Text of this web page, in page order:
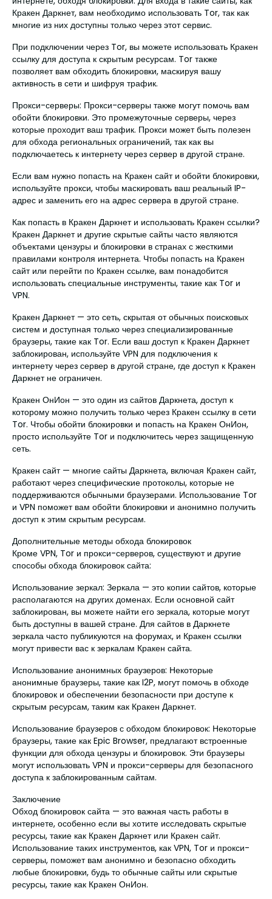
Кракен Даркнет, вам необходимо использовать Tor, так как
многие из них доступны только через этот сервис.
При подключении через Tor, вы можете использовать Кракен
ссылку для доступа к скрытым ресурсам. Tor также
позволяет вам обходить блокировки, маскируя вашу
активность в сети и шифруя трафик.
Прокси-серверы: Прокси-серверы также могут помочь вам
обойти блокировки. Это промежуточные серверы, через
которые проходит ваш трафик. Прокси может быть полезен
для обхода региональных ограничений, так как вы
подключаетесь к интернету через сервер в другой стране.
Если вам нужно попасть на Кракен сайт и обойти блокировки,
используйте прокси, чтобы маскировать ваш реальный IP-
адрес и заменить его на адрес сервера в другой стране.
Как попасть в Кракен Даркнет и использовать Кракен ссылки?
Кракен Даркнет и другие скрытые сайты часто являются
объектами цензуры и блокировки в странах с жесткими
правилами контроля интернета. Чтобы попасть на Кракен
сайт или перейти по Кракен ссылке, вам понадобится
использовать специальные инструменты, такие как Tor и
VPN.
Кракен Даркнет — это сеть, скрытая от обычных поисковых
систем и доступная только через специализированные
браузеры, такие как Tor. Если ваш доступ к Кракен Даркнет
заблокирован, используйте VPN для подключения к
интернету через сервер в другой стране, где доступ к Кракен
Даркнет не ограничен.
Кракен ОнИон — это один из сайтов Даркнета, доступ к
которому можно получить только через Кракен ссылку в сети
Tor. Чтобы обойти блокировки и попасть на Кракен ОнИон,
просто используйте Tor и подключитесь через защищенную
сеть.
Кракен сайт — многие сайты Даркнета, включая Кракен сайт,
работают через специфические протоколы, которые не
поддерживаются обычными браузерами. Использование Tor
и VPN поможет вам обойти блокировки и анонимно получить
доступ к этим скрытым ресурсам.
Дополнительные методы обхода блокировок
Кроме VPN, Tor и прокси-серверов, существуют и другие
способы обхода блокировок сайта:
Использование зеркал: Зеркала — это копии сайтов, которые
располагаются на других доменах. Если основной сайт
заблокирован, вы можете найти его зеркала, которые могут
быть доступны в вашей стране. Для сайтов в Даркнете
зеркала часто публикуются на форумах, и Кракен ссылки
могут привести вас к зеркалам Кракен сайта.
Использование анонимных браузеров: Некоторые
анонимные браузеры, такие как I2P, могут помочь в обходе
блокировок и обеспечении безопасности при доступе к
скрытым ресурсам, таким как Кракен Даркнет.
Использование браузеров с обходом блокировок: Некоторые
браузеры, такие как Epic Browser, предлагают встроенные
функции для обхода цензуры и блокировок. Эти браузеры
могут использовать VPN и прокси-серверы для безопасного
доступа к заблокированным сайтам.
Заключение
Обход блокировок сайта — это важная часть работы в
интернете, особенно если вы хотите исследовать скрытые
ресурсы, такие как Кракен Даркнет или Кракен сайт.
Использование таких инструментов, как VPN, Tor и прокси-
серверы, поможет вам анонимно и безопасно обходить
любые блокировки, будь то обычные сайты или скрытые
ресурсы, такие как Кракен ОнИон.